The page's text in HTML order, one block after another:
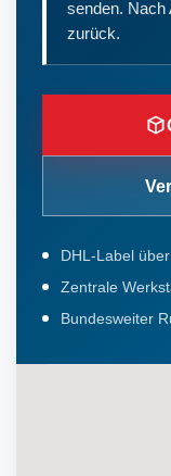
senden. Nach
zurück.
DHL-Label
Zentrale
Bundesweiter